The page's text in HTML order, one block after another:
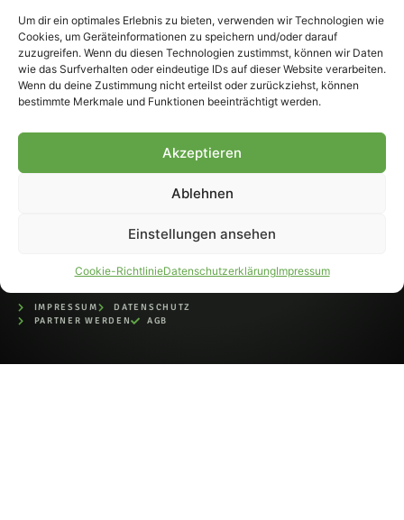
Um dir ein optimales Erlebnis zu bieten, verwenden wir Technologien wie
Cookies, um Geräteinformationen zu speichern und/oder darauf
zuzugreifen. Wenn du diesen Technologien zustimmst, können wir Daten
wie das Surfverhalten oder eindeutige IDs auf dieser Website verarbeiten.
Wenn du deine Zustimmung nicht erteilst oder zurückziehst, können
bestimmte Merkmale und Funktionen beeinträchtigt werden.
Akzeptieren
Ablehnen
Einstellungen ansehen
Cookie-RichtlinieDatenschutzerklärungImpressum
© 2007-2026 Fohlen-Hautnah.de
– Alle rechte vorbehalten.
Fohlen-Hautnah.de ist ein
offiziell eingetragenes Magazin
IMPRESSUM
DATENSCHUTZ
PARTNER WERDEN
AGB